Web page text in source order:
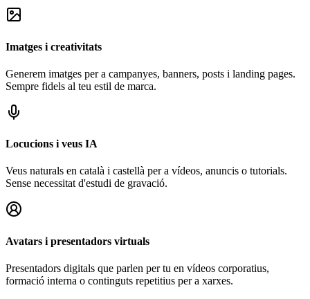
Imatges i creativitats
Generem imatges per a campanyes, banners, posts i landing pages.
Sempre fidels al teu estil de marca.
Locucions i veus IA
Veus naturals en català i castellà per a vídeos, anuncis o tutorials.
Sense necessitat d'estudi de gravació.
Avatars i presentadors virtuals
Presentadors digitals que parlen per tu en vídeos corporatius,
formació interna o continguts repetitius per a xarxes.